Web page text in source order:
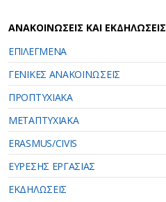
ΑΝΑΚΟΙΝΩΣΕΙΣ ΚΑΙ ΕΚΔΗΛΩΣΕΙΣ
ΕΠΙΛΕΓΜΕΝΑ
ΓΕΝΙΚΕΣ ΑΝΑΚΟΙΝΩΣΕΙΣ
ΠΡΟΠΤΥΧΙΑΚΑ
ΜΕΤΑΠΤΥΧΙΑΚΑ
ERASMUS/CIVIS
ΕΥΡΕΣΗΣ ΕΡΓΑΣΙΑΣ
ΕΚΔΗΛΩΣΕΙΣ